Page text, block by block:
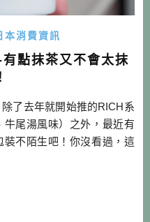
本消費資訊
點抹茶又不會太抹
了去年就開始推的RICH系
尾湯風味）之外，最近有
不陌生吧！你沒看過，這
」！…